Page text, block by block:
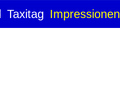
Taxitag Impressionen